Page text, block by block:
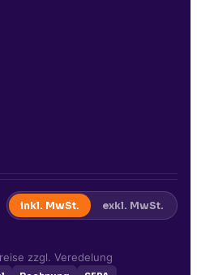
inkl. MwSt. exkl. MwSt.
zzgl. Veredelung